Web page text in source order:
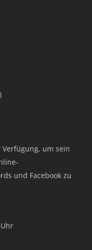
um sein
und Facebook zu